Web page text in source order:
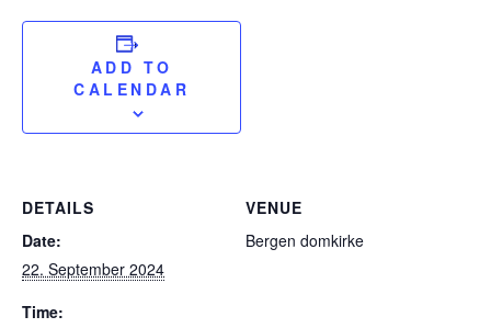
ADD TO
CALENDAR
DETAILS
Date:
22. September 2024
Time:
VENUE
Bergen domkirke